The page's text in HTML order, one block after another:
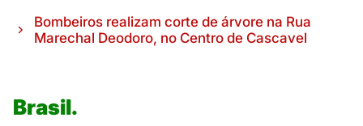
Bombeiros realizam corte de árvore na Rua
Marechal Deodoro, no Centro de Cascavel
Brasil.